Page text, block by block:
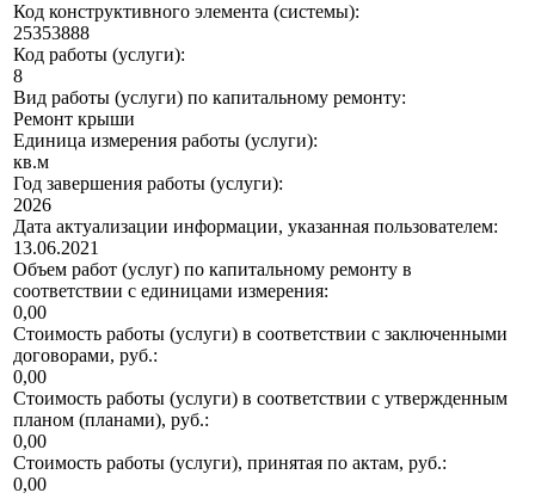
Код конструктивного элемента (системы):
25353888
Код работы (услуги):
8
Вид работы (услуги) по капитальному ремонту:
Ремонт крыши
Единица измерения работы (услуги):
кв.м
Год завершения работы (услуги):
2026
Дата актуализации информации, указанная пользователем:
13.06.2021
Объем работ (услуг) по капитальному ремонту в
соответствии с единицами измерения:
0,00
Стоимость работы (услуги) в соответствии с заключенными
договорами, руб.:
0,00
Стоимость работы (услуги) в соответствии с утвержденным
планом (планами), руб.:
0,00
Стоимость работы (услуги), принятая по актам, руб.:
0,00